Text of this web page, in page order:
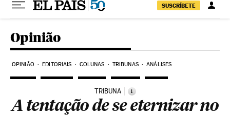
SUSCRÍBETE
Opinião
OPINIÃO EDITORIAIS COLUNAS TRIBUNAS ANÁLISES
TRIBUNA i
A tentação de se eternizar no